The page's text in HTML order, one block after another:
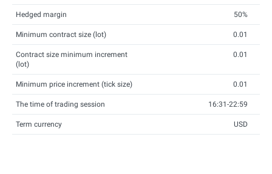
Hedged margin 50%
Minimum contract size (lot) 0.01
Contract size minimum increment
(lot)
0.01
Minimum price increment (tick size) 0.01
The time of trading session 16:31-22:59
Term currency USD